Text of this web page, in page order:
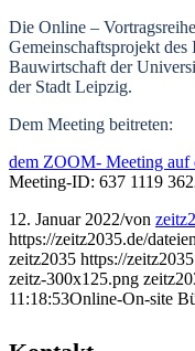
Die Online –
Gemeinschaftsprojekt
Bauwirtschaft der
der Stadt Leipzig.
Dem Meeting beitreten:
dem ZOOM- Meeting auf
Meeting-ID: 637 1119
12. Januar 2022/von
https://zeitz2035.de/
zeitz2035 https://
zeitz-300x125.png
11:18:53Online-On-site